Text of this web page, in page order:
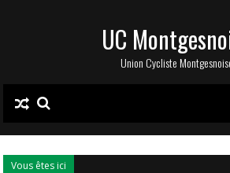
UC
Union Cycliste
Vous êtes ici